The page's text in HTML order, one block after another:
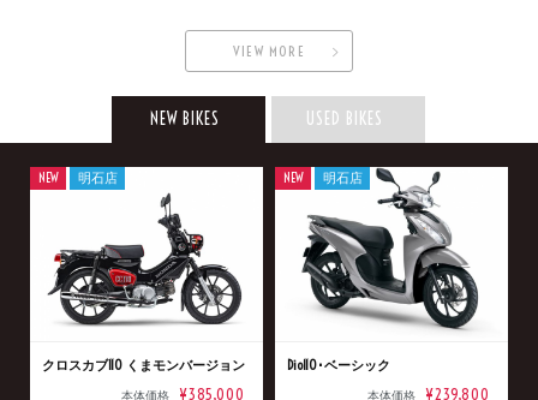
VIEW MORE
NEW BIKES USED BIKES
クロスカブ110 くまモンバージョン
本体価格 ¥385,000
NEW 明石店
Dio110･ベーシック
本体価格 ¥239,800
NEW 明石店